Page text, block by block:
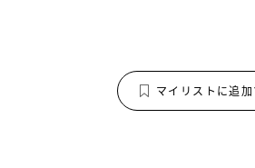
マイリストに追加